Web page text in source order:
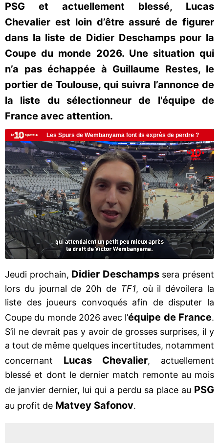
PSG et actuellement blessé, Lucas
Chevalier est loin d’être assuré de figurer
dans la liste de Didier Deschamps pour la
Coupe du monde 2026. Une situation qui
n’a pas échappée à Guillaume Restes, le
portier de Toulouse, qui suivra l’annonce de
la liste du sélectionneur de l'équipe de
France avec attention.
Jeudi prochain, Didier Deschampssera présent
lors du journal de 20h de TF1, où il dévoilera la
liste des joueurs convoqués afin de disputer la
Coupe du monde 2026 avec l’équipe de France.
S’il ne devrait pas y avoir de grosses surprises, il y
a tout de même quelques incertitudes, notamment
concernant Lucas Chevalier, actuellement
blessé et dont le dernier match remonte au mois
de janvier dernier, lui qui a perdu sa place au PSG
au profit de Matvey Safonov.